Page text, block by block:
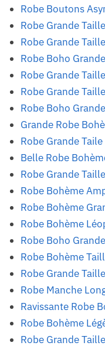
Robe Boutons
Robe Grande
Robe Grande
Robe Boho
Robe Grande
Robe Grande
Robe Boho
Grande Robe
Robe Grande Taile
Belle Robe
Robe Grande
Robe Bohème
Robe Bohème
Robe Bohème
Robe Boho
Robe Bohème
Robe Grande
Robe Manche
Ravissante Robe
Robe Bohème
Robe Grande